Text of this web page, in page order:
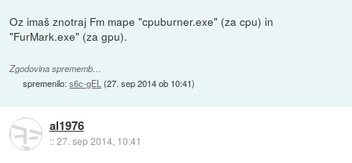
Oz imaš znotraj Fm mape "cpuburner.exe" (za cpu) in
"FurMark.exe" (za gpu).
Zgodovina sprememb…
spremenilo:s6c-gEL (27. sep 2014 ob 10:41)
al1976
::27. sep 2014, 10:41